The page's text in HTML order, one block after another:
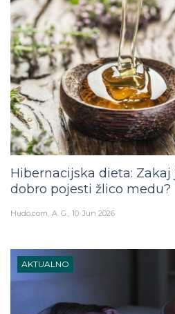
Hibernacijska dieta:
dobro pojesti žlico medu?
Hudo.com A. G. 10. Jun 2026
AKTUALNO